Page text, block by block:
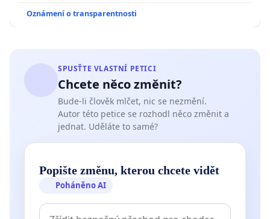
Oznámení o transparentnosti
SPUSŤTE VLASTNÍ PETICI
Chcete něco změnit?
Bude-li člověk mlčet, nic se nezmění.
Autor této petice se rozhodl něco změnit a
jednat. Uděláte to samé?
Popište změnu, kterou chcete vidět
Poháněno AI